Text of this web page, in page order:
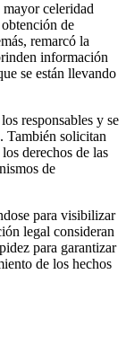
celeridad
de
remarcó la
información
se están llevando
responsables y se
También solicitan
derechos de las
de
para visibilizar
legal consideran
para garantizar
de los hechos